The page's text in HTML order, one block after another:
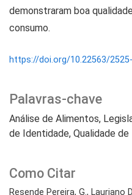
Palavras-chave
Análise de Alimentos
de Identidade Qualidade
Como Citar
Resende Pereira, G., Lauriano
demonstraram boa
consumo.
https://doi.org/10.22563/